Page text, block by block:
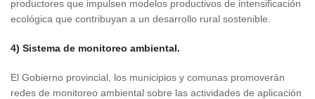
productores que impulsen modelos productivos de intensificación
ecológica que contribuyan a un desarrollo rural sostenible.
4) Sistema de monitoreo ambiental.
El Gobierno provincial, los municipios y comunas promoverán
redes de monitoreo ambiental sobre las actividades de aplicación